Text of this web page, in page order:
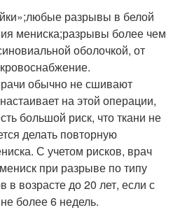
разрывы в белой
мениска;разрывы более чем
оболочкой, от
обычно не сшивают
на этой операции,
большой риск, что ткани не
делать повторную
С учетом рисков, врач
при разрыве по типу
в возрасте до 20 лет, если с
более 6 недель.